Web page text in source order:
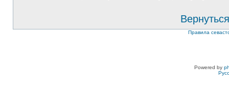
Правила
Powered by